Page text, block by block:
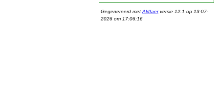
Gegenereerd met Aldfaerversie 12.1 op 13-07-
2026 om 17:06:16